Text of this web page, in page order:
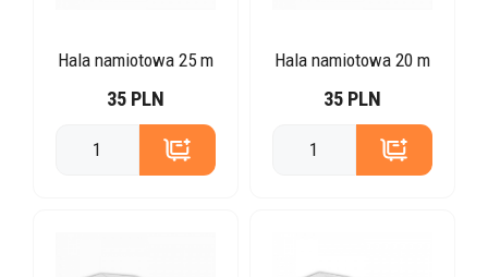
Hala namiotowa 25 m
35 PLN
Hala namiotowa 20 m
35 PLN